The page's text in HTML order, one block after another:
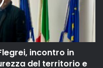
incontro in
del territorio e